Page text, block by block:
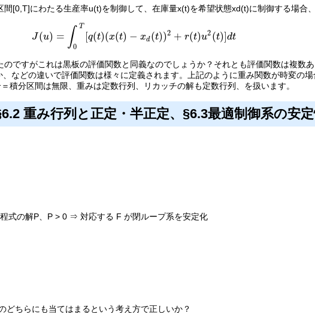
[0,T]にわたる生産率u(t)を制御して、在庫量x(t)を希望状態xd(t)に制御する場合、
J(u) = ∫ T
0
[q(t)(x(t) − xd (t))2 + r(t)u2 (t)]dt
(u 0T[q(t)(x(t) −x d(t))2+ r(t )u2 (t)]dt
ですがこれは黒板の評価関数と同義なのでしょうか？それとも評価関数は複数
などの違いで評価関数は様々に定義されます。上記のように重み関数が時変の
積分区間は無限、重みは定数行列、リカッチの解も定数行列、を扱います。
重み行列と正定・半正定、§6.3最適制御系の安
式の解P、P > 0 ⇒ 対応する F が閉ループ系を安定化
ちらにも当てはまるという考え方で正しいか？